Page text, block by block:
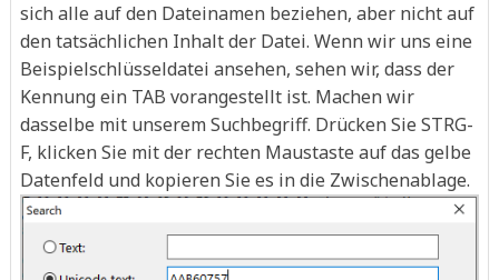
sich alle auf den Dateinamen beziehen, aber nicht auf
den tatsächlichen Inhalt der Datei. Wenn wir uns eine
Beispielschlüsseldatei ansehen, sehen wir, dass der
Kennung ein TAB vorangestellt ist. Machen wir
dasselbe mit unserem Suchbegriff. Drücken Sie STRG-
F, klicken Sie mit der rechten Maustaste auf das gelbe
Datenfeld und kopieren Sie es in die Zwischenablage.